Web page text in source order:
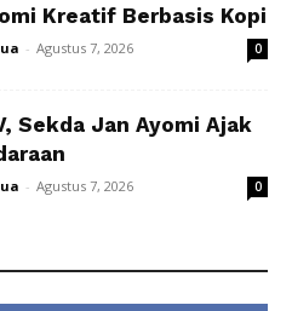
Kreatif Berbasis Kopi
- Agustus 7, 2026 0
Sekda Jan Ayomi Ajak
- Agustus 7, 2026 0